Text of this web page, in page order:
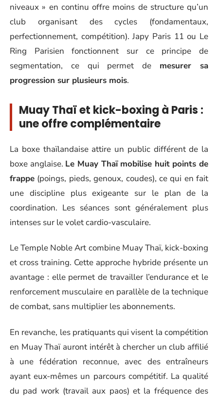
niveaux » en continu offre moins de structure qu’un
club organisant des cycles (fondamentaux,
perfectionnement, compétition). Japy Paris 11 ou Le
Ring Parisien fonctionnent sur ce principe de
segmentation, ce qui permet de mesurer sa
progression sur plusieurs mois.
Muay Thaï et kick-boxing à Paris :
une offre complémentaire
La boxe thaïlandaise attire un public différent de la
boxe anglaise. Le Muay Thaï mobilise huit points de
frappe (poings, pieds, genoux, coudes), ce qui en fait
une discipline plus exigeante sur le plan de la
coordination. Les séances sont généralement plus
intenses sur le volet cardio-vasculaire.
Le Temple Noble Art combine Muay Thaï, kick-boxing
et cross training. Cette approche hybride présente un
avantage : elle permet de travailler l’endurance et le
renforcement musculaire en parallèle de la technique
de combat, sans multiplier les abonnements.
En revanche, les pratiquants qui visent la compétition
en Muay Thaï auront intérêt à chercher un club affilié
à une fédération reconnue, avec des entraîneurs
ayant eux-mêmes un parcours compétitif. La qualité
du pad work (travail aux paos) et la fréquence des